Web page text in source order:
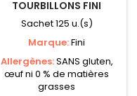
TOURBILLONS FINI
Sachet 125 u.(s)
Marque:Fini
Allergènes:SANS gluten,
œuf ni 0 % de matières
grasses